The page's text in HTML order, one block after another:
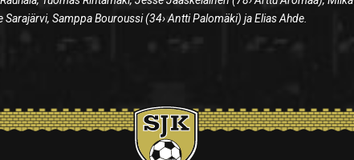
Samppa Bouroussi (34› Antti Palomäki) ja Elias Ahde.